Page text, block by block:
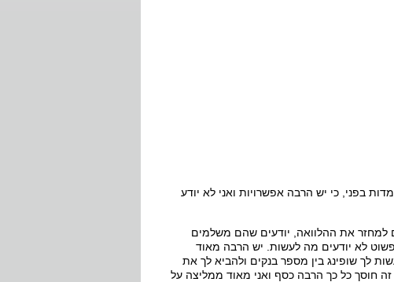
בפני, כי יש הרבה אפשרויות ואני לא יודע
למחזר את ההלוואה, יודעים שהם משלמים
לא יודעים מה לעשות. יש הרבה מאוד
לך שופינג בין מספר בנקים ולהביא לך את
זה חוסך כל כך הרבה כסף ואני מאוד ממליצה על